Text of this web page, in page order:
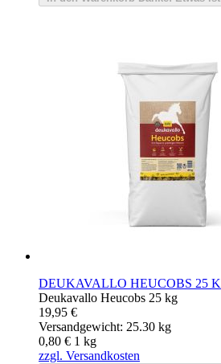
DEUKAVALLO HEUCOBS 25
Deukavallo Heucobs 25 kg
19,95 €
Versandgewicht: 25.30 kg
0,80 € 1 kg
zzgl. Versandkosten